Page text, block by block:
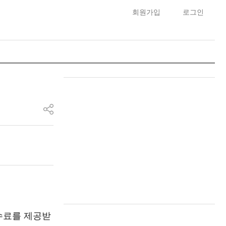
회원가입 로그인
료를 제공받